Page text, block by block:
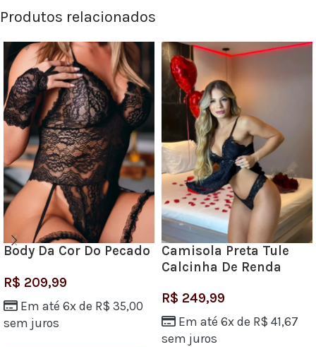
Produtos relacionados
Body Da Cor Do Pecado
R$ 209,99
Em até 6x de R$ 35,00
sem juros
Camisola Preta Tule
Calcinha De Renda
R$ 249,99
Em até 6x de R$ 41,67
sem juros